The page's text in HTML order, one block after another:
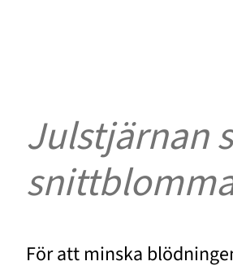
Julstjärnan
För att minska